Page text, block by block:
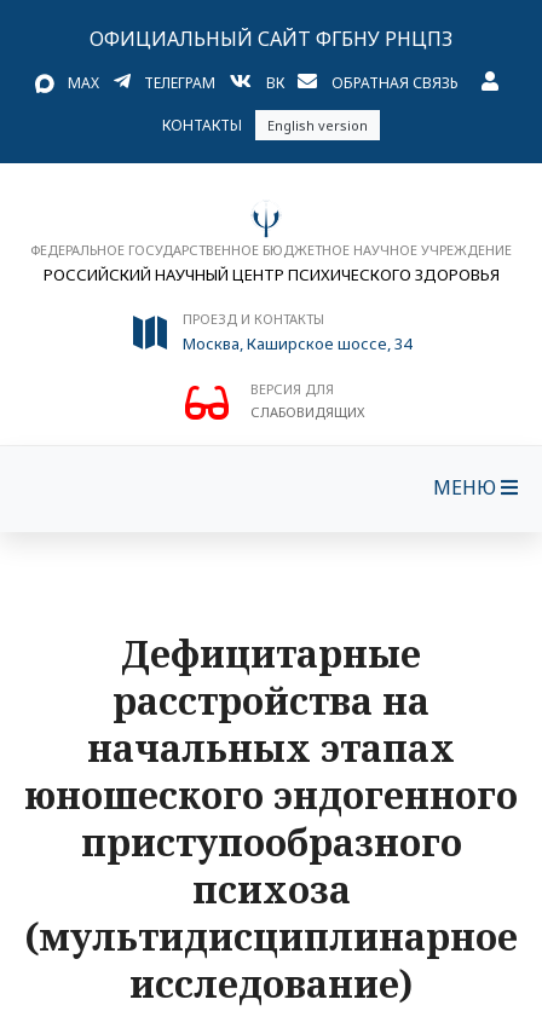
ОФИЦИАЛЬНЫЙ САЙТ ФГБНУ РНЦПЗ
MAX ТЕЛЕГРАМ ВК ОБРАТНАЯ СВЯЗЬ
КОНТАКТЫ English version
ФЕДЕРАЛЬНОЕ ГОСУДАРСТВЕННОЕ БЮДЖЕТНОЕ НАУЧНОЕ УЧРЕЖДЕНИЕ
РОССИЙСКИЙ НАУЧНЫЙ ЦЕНТР ПСИХИЧЕСКОГО ЗДОРОВЬЯ
ПРОЕЗД И КОНТАКТЫ
Москва, Каширское шоссе, 34
ВЕРСИЯ ДЛЯ
СЛАБОВИДЯЩИХ
МЕНЮ
Дефицитарные
расстройства на
начальных этапах
юношеского эндогенного
приступообразного
психоза
(мультидисциплинарное
исследование)